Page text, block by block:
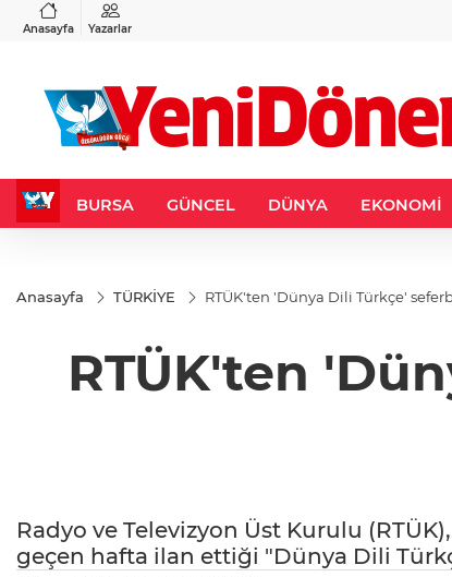
Anasayfa Yazarlar
%0,37
BURSA GÜNCEL DÜNYA EKONOMİ
Anasayfa TÜRKİYE RTÜK'ten 'Dünya Dili Türkçe'
RTÜK'ten
Radyo ve Televizyon Üst Kurulu
geçen hafta ilan ettiği "Dünya Dili